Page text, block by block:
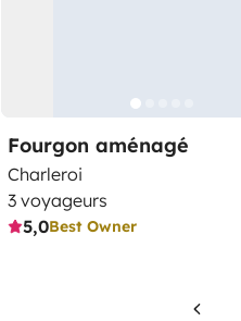
Fourgon aménagé
Charleroi
3 voyageurs
5,0Best Owner